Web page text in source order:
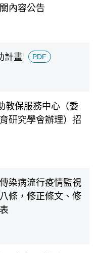
內容公告
計畫 PDF
教保服務中心（委
研究學會辦理）招
染病流行疫情監視
條，修正條文、修